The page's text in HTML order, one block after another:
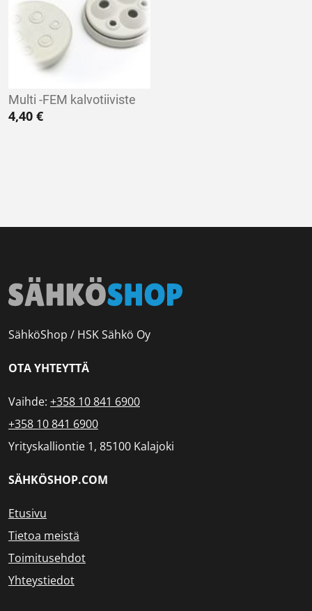
Multi -FEM kalvotiiviste
4,40 €
SähköShop / HSK Sähkö Oy
OTA YHTEYTTÄ
Vaihde: +358 10 841 6900
+358 10 841 6900
Yrityskalliontie 1, 85100 Kalajoki
SÄHKÖSHOP.COM
Etusivu
Tietoa meistä
Toimitusehdot
Yhteystiedot